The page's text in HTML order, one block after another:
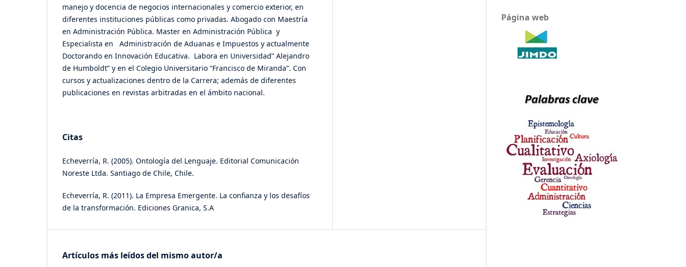
manejo y docencia de negocios internacionales y comercio exterior, en
diferentes instituciones públicas como privadas. Abogado con Maestría
en Administración Pública. Master en Administración Pública y
Especialista en Administración de Aduanas e Impuestos y actualmente
Doctorando en Innovación Educativa. Labora en Universidad” Alejandro
de Humboldt” y en el Colegio Universitario “Francisco de Miranda”. Con
cursos y actualizaciones dentro de la Carrera; además de diferentes
publicaciones en revistas arbitradas en el ámbito nacional.
Citas
Echeverría, R. (2005). Ontología del Lenguaje. Editorial Comunicación
Noreste Ltda. Santiago de Chile, Chile.
Echeverría, R. (2011). La Empresa Emergente. La confianza y los desafíos
de la transformación. Ediciones Granica, S.A
Artículos más leídos del mismo autor/a
Página web